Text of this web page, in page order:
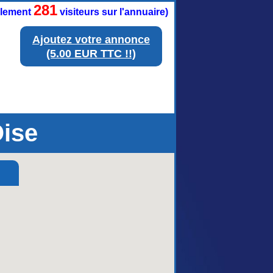
Ajoutez votre annonce
(5.00 EUR TTC !!)
281 visiteurs sur l'annuaire)